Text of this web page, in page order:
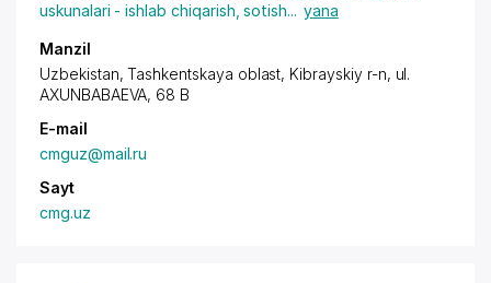
uskunalari - ishlab chiqarish, sotish... yana
Manzil
Uzbekistan, Tashkentskaya oblast, Kibrayskiy r-n, ul.
AXUNBABAEVA, 68 B
E-mail
cmguz@mail.ru
Sayt
cmg.uz